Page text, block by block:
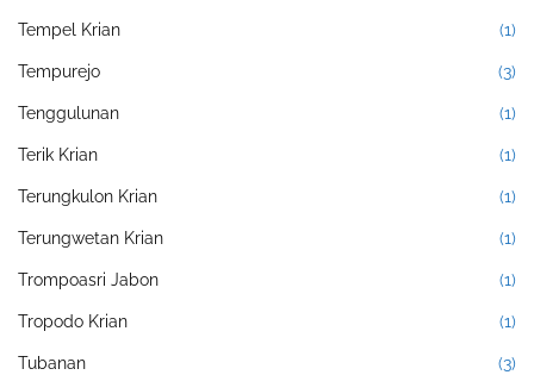
Tempel Krian (1)
Tempurejo (3)
Tenggulunan (1)
Terik Krian (1)
Terungkulon Krian (1)
Terungwetan Krian (1)
Trompoasri Jabon (1)
Tropodo Krian (1)
Tubanan (3)